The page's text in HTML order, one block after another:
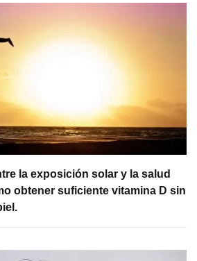
la exposición solar y la salud
obtener suficiente vitamina D sin